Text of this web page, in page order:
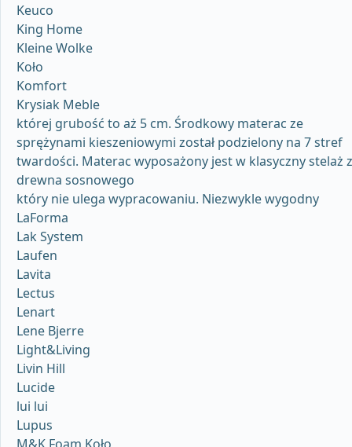
Keuco
King Home
Kleine Wolke
Koło
Komfort
Krysiak Meble
której grubość to aż 5 cm. Środkowy materac ze
sprężynami kieszeniowymi został podzielony na 7 stref
twardości. Materac wyposażony jest w klasyczny stelaż z
drewna sosnowego
który nie ulega wypracowaniu. Niezwykle wygodny
LaForma
Lak System
Laufen
Lavita
Lectus
Lenart
Lene Bjerre
Light&Living
Livin Hill
Lucide
lui lui
Lupus